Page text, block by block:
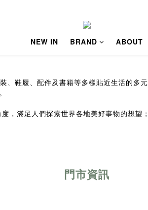
NEW IN BRAND ABOUT
鞋履、配件及書籍等多樣貼近生活的多
，滿足人們探索世界各地美好事物的想
門市資訊